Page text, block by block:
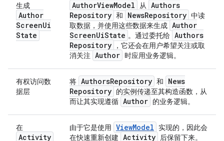
生成
Author
ScreenUi
State
AuthorViewModel 从 Authors
Repository 和 NewsRepository 中读
取数据，并使用这些数据来生成 Author
ScreenUiState 。通过委托给 Authors
Repository
，它还会在用户希望关注或取
消关注 Author 时应用业务逻辑。
有权访问数
据层
将 AuthorsRepository 和
News
Repository 的实例传递至其构造函数，从
而让其实现遵循 Author 的业务逻辑。
在
Activity
由于它是使用 ViewModel
实现的，因此会
在快速重新创建 Activity 后保留下来。